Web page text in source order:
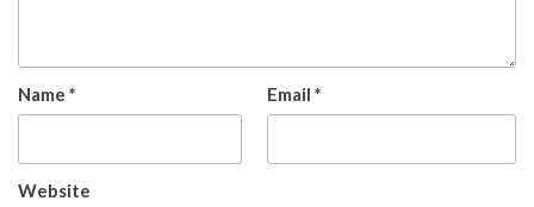
Name * Email *
Website